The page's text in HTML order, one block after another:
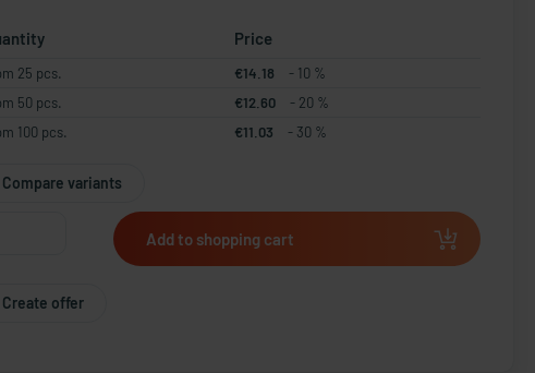
Price
25 pcs. €14.18
- 10 %
50 pcs.
€12.60
- 20 %
100 pcs.
€11.03 - 30 %
Compare variants
Add to shopping cart
Create offer